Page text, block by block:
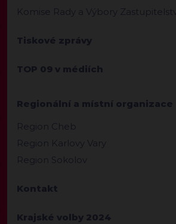
Komise Rady a Výbory
Tiskové zprávy
TOP 09 v médiích
Regionální a místní organizace
Region Cheb
Region Karlovy Vary
Region Sokolov
Kontakt
Krajské volby 2024